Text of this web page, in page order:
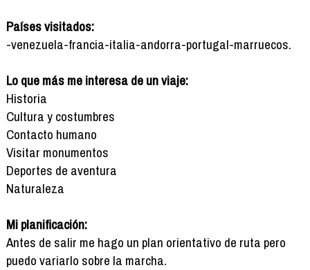
Países visitados:
-venezuela-francia-italia-andorra-portugal-marruecos.
Lo que más me interesa de un viaje:
Historia
Cultura y costumbres
Contacto humano
Visitar monumentos
Deportes de aventura
Naturaleza
Mi planificación:
Antes de salir me hago un plan orientativo de ruta pero
puedo variarlo sobre la marcha.